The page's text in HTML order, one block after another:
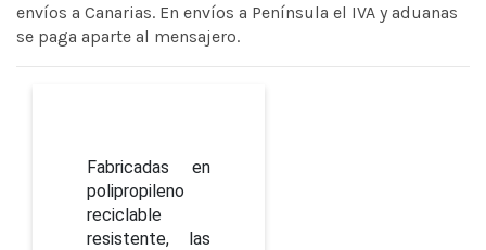
envíos a Canarias. En envíos a Península el IVA y aduanas
se paga aparte al mensajero.
Fabricadas en
polipropileno
reciclable
resistente, las